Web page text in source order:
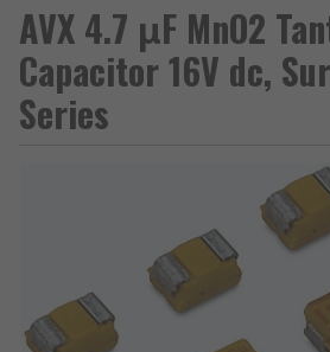
AVX 4.7 μF MnO2
Capacitor 16V dc,
Series